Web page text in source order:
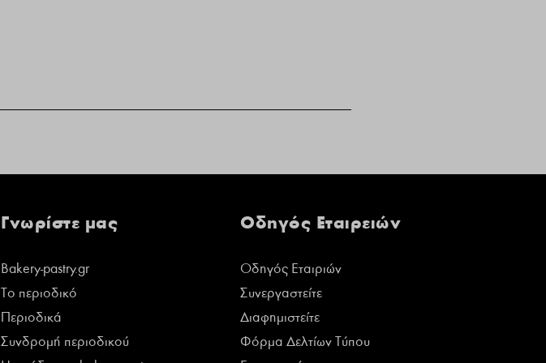
Γνωρίστε μας
Bakery-pastry.gr
Το περιοδικό
Περιοδικά
Συνδρομή περιοδικού
Οδηγός Εταιρειών
Οδηγός Εταιριών
Συνεργαστείτε
Διαφημιστείτε
Φόρμα Δελτίων Τύπου